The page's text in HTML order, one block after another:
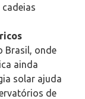
Brasil, onde
ainda
solar ajuda
de